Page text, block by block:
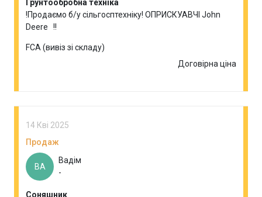
Ґрунтообробна техніка
!Продаємо б/у сільгосптехніку! ОПРИСКУАВЧІ John
Deere !!
FCA (вивіз зі складу)
Договірна ціна
14 Кві 2025
Продаж
ВА
Вадім
-
Соняшник